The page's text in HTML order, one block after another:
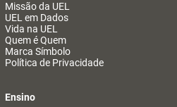
Missão da UEL
UEL em Dados
Vida na UEL
Quem é Quem
Marca Símbolo
Política de Privacidade
Ensino